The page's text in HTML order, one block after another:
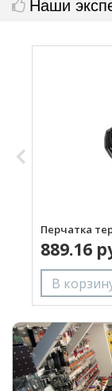
Наши
Перчатка
889.16